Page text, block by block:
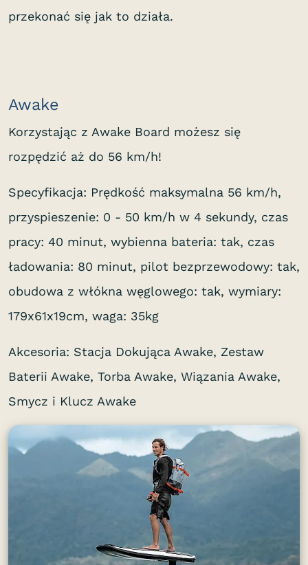
przekonać się jak to działa.
Awake
Korzystając z Awake Board możesz się
rozpędzić aż do 56 km/h!
Specyfikacja: Prędkość maksymalna 56 km/h,
przyspieszenie: 0 - 50 km/h w 4 sekundy, czas
pracy: 40 minut, wybienna bateria: tak, czas
ładowania: 80 minut, pilot bezprzewodowy: tak,
obudowa z włókna węglowego: tak, wymiary:
179x61x19cm, waga: 35kg
Akcesoria: Stacja Dokująca Awake, Zestaw
Baterii Awake, Torba Awake, Wiązania Awake,
Smycz i Klucz Awake